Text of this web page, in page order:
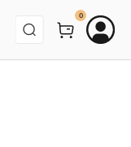
BEJELENTKEZÉS
0